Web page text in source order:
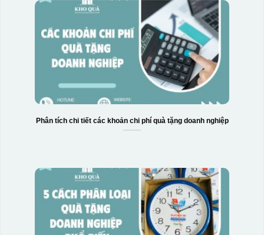
Phân tích chi tiết các khoản chi phí quà tặng doanh nghiệp